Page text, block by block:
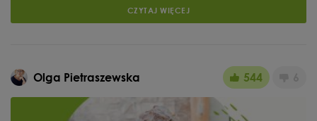
CZYTAJ WIĘCEJ
Olga Pietraszewska 544